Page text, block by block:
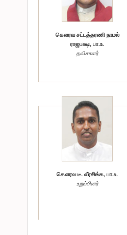
கௌரவ சட்டத்தரணி நாமல்
ராஜபக்ஷ, பா.உ.
தவிசாளர்
கௌரவ டீ. வீரசிங்க, பா.உ.
உறுப்பினர்